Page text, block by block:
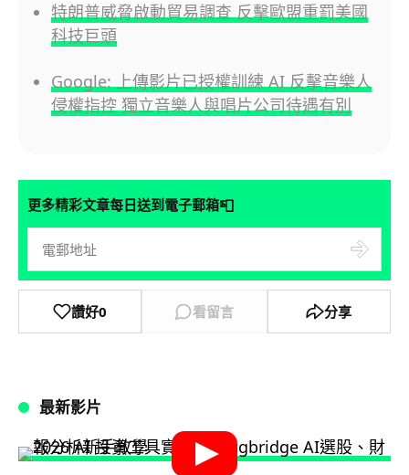
特朗普威脅啟動貿易調查 反擊歐盟重罰美國
科技巨頭
Google: 上傳影片已授權訓練 AI 反擊音樂人
侵權指控 獨立音樂人與唱片公司待遇有別
更多精彩文章每日送到電子郵箱📮
讚好0 看留言 分享
最新影片